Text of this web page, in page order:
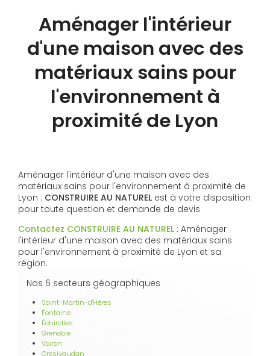
Aménager l'intérieur
d'une maison avec des
matériaux sains pour
l'environnement à
proximité de Lyon
Aménager l'intérieur d'une maison avec des
matériaux sains pour l'environnement à proximité de
Lyon : CONSTRUIRE AU NATUREL est à votre disposition
pour toute question et demande de devis
Contactez CONSTRUIRE AU NATUREL : Aménager
l'intérieur d'une maison avec des matériaux sains
pour l'environnement à proximité de Lyon et sa
région.
Nos 6 secteurs géographiques
Saint-Martin-d'Hères
Fontaine
Échirolles
Grenoble
Voiron
Gresivaudan